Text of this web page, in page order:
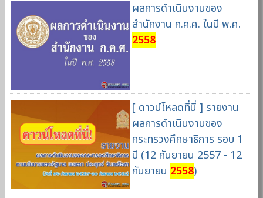
ผลการดำเนินงานของ
สำนักงาน ก.ค.ศ. ในปี พ.ศ.
2558
[ ดาวน์โหลดที่นี่ ] รายงาน
ผลการดำเนินงานของ
กระทรวงศึกษาธิการ รอบ 1
ปี (12 กันยายน 2557 - 12
กันยายน 2558)